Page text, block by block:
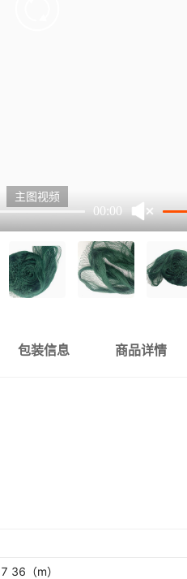
00:00
主图视频
包装信息 商品详情
36 （m）